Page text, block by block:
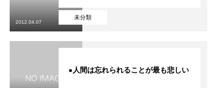
未分類
2012.04.07
●人間は忘れられることが最も悲しい